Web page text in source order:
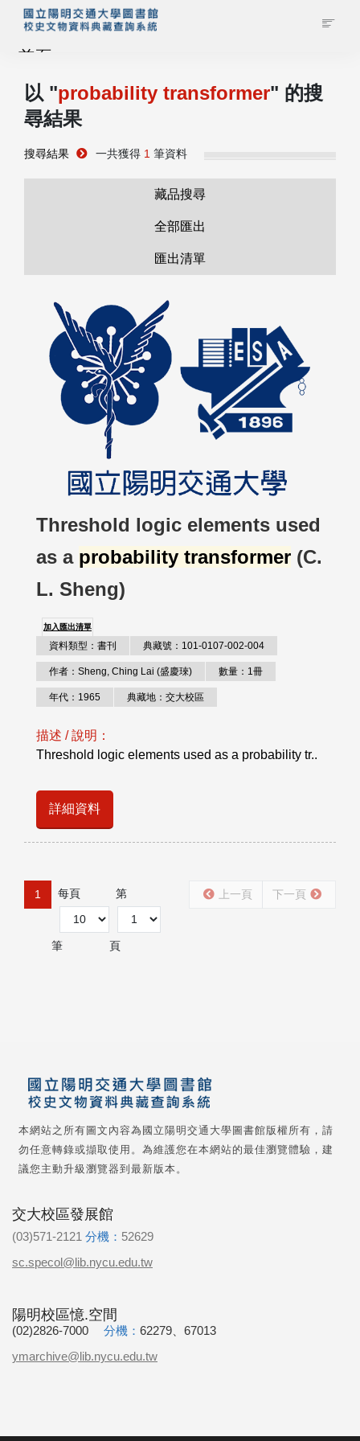
首頁
藏品查詢
校史館簡介
管理者登入
以 "probability transformer" 的搜
尋結果
搜尋結果 一共獲得 1 筆資料
藏品搜尋
全部匯出
匯出清單
Threshold logic elements used
as a probability transformer (C.
L. Sheng)
加入匯出清單
資料類型：書刊 典藏號：101-0107-002-004
作者：Sheng, Ching Lai (盛慶琜) 數量：1冊
年代：1965 典藏地：交大校區
描述 / 說明：
Threshold logic elements used as a probability tr..
詳細資料
1 每頁
筆
第
頁
上一頁 下一頁
本網站之所有圖文內容為國立陽明交通大學圖書館版權所有，請
勿任意轉錄或擷取使用。為維護您在本網站的最佳瀏覽體驗，建
議您主動升級瀏覽器到最新版本。
交大校區發展館
(03)571-2121 分機： 52629
sc.specol@lib.nycu.edu.tw
陽明校區憶.空間
(02)2826-7000 分機： 62279、67013
ymarchive@lib.nycu.edu.tw